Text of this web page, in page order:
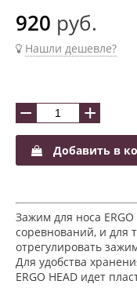
920 руб.
Нашли дешевле?
− +
Добавить в
Зажим для носа
соревнований, и для
отрегулировать
Для удобства
ERGO HEAD идет